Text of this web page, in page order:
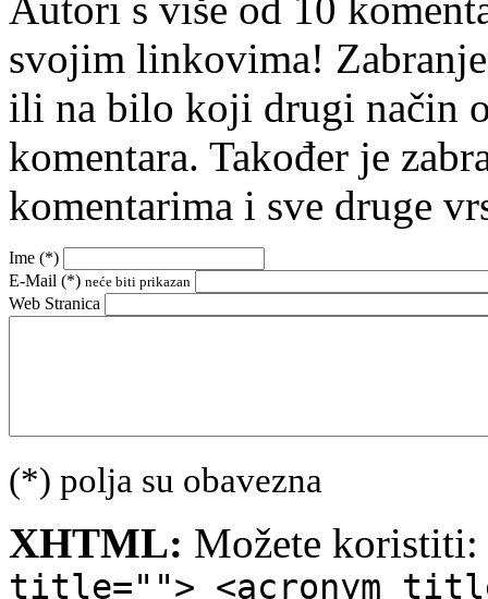
svojim linkovima!
ili na bilo koji drugi način
komentara. Također je
komentarima i sve druge
Ime (*)
E-Mail (*) neće biti prikazan
Web Stranica
(*) polja su obavezna
XHTML: Možete koristiti:
title=""> <acronym